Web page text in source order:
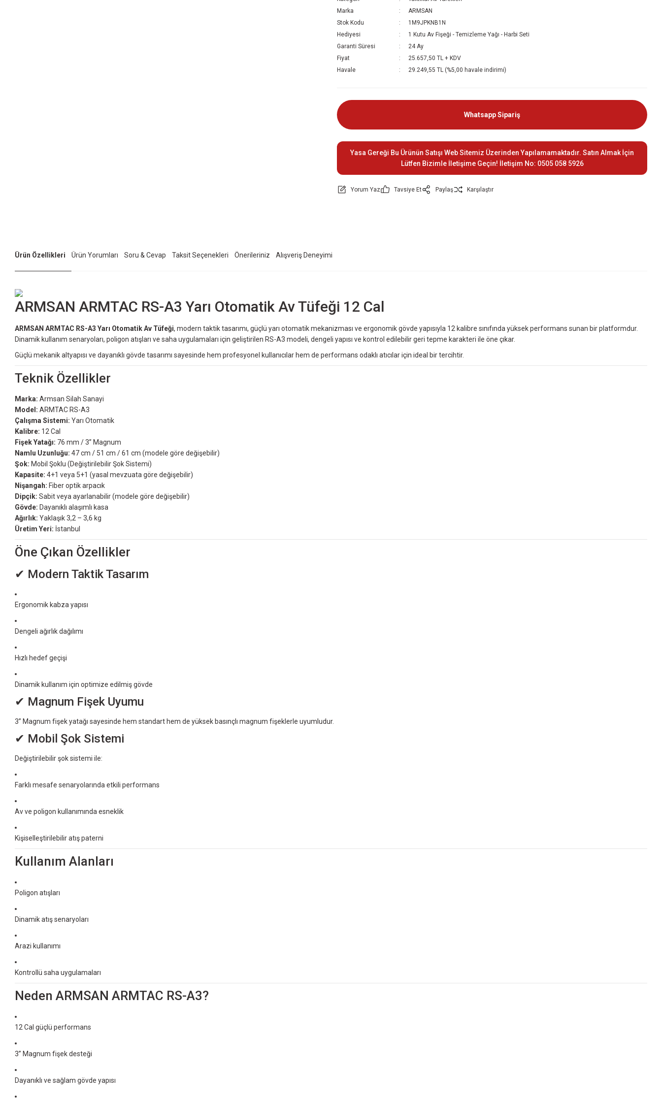
Marka
ARMSAN
Stok Kodu
1M9JPKNB1N
Hediyesi
1 Kutu Av Fişeği - Temizleme Yağı - Harbi Seti
Garanti Süresi
24 Ay
Fiyat
25.657,50 TL + KDV
Havale
29.249,55 TL (%5,00 havale indirimi)
Whatsapp Sipariş
Yasa Gereği Bu Ürünün Satışı Web Sitemiz Üzerinden Yapılamamaktadır. Satın Almak İçin
Lütfen Bizimle İletişime Geçin! İletişim No: 0505 058 5926
Yorum Yaz Tavsiye Et Paylaş Karşılaştır
Ürün Özellikleri Ürün Yorumları Soru & Cevap Taksit Seçenekleri Önerileriniz Alışveriş Deneyimi
ARMSAN ARMTAC RS-A3 Yarı Otomatik Av Tüfeği 12 Cal
ARMSAN ARMTAC RS-A3 Yarı Otomatik Av Tüfeği, modern taktik tasarımı, güçlü yarı otomatik mekanizması ve ergonomik gövde yapısıyla 12 kalibre sınıfında yüksek performans sunan bir platformdur.
Dinamik kullanım senaryoları, poligon atışları ve saha uygulamaları için geliştirilen RS-A3 modeli, dengeli yapısı ve kontrol edilebilir geri tepme karakteri ile öne çıkar.
Güçlü mekanik altyapısı ve dayanıklı gövde tasarımı sayesinde hem profesyonel kullanıcılar hem de performans odaklı atıcılar için ideal bir tercihtir.
Teknik Özellikler
Marka: Armsan Silah Sanayi
Model: ARMTAC RS-A3
Çalışma Sistemi: Yarı Otomatik
Kalibre: 12 Cal
Fişek Yatağı: 76 mm / 3” Magnum
Namlu Uzunluğu: 47 cm / 51 cm / 61 cm (modele göre değişebilir)
Şok: Mobil Şoklu (Değiştirilebilir Şok Sistemi)
Kapasite: 4+1 veya 5+1 (yasal mevzuata göre değişebilir)
Nişangah: Fiber optik arpacık
Dipçik: Sabit veya ayarlanabilir (modele göre değişebilir)
Gövde: Dayanıklı alaşımlı kasa
Ağırlık: Yaklaşık 3,2 – 3,6 kg
Üretim Yeri: İstanbul
Öne Çıkan Özellikler
✔ Modern Taktik Tasarım
Ergonomik kabza yapısı
Dengeli ağırlık dağılımı
Hızlı hedef geçişi
Dinamik kullanım için optimize edilmiş gövde
✔ Magnum Fişek Uyumu
3” Magnum fişek yatağı sayesinde hem standart hem de yüksek basınçlı magnum fişeklerle uyumludur.
✔ Mobil Şok Sistemi
Değiştirilebilir şok sistemi ile:
Farklı mesafe senaryolarında etkili performans
Av ve poligon kullanımında esneklik
Kişiselleştirilebilir atış paterni
Kullanım Alanları
Poligon atışları
Dinamik atış senaryoları
Arazi kullanımı
Kontrollü saha uygulamaları
Neden ARMSAN ARMTAC RS-A3?
12 Cal güçlü performans
3” Magnum fişek desteği
Dayanıklı ve sağlam gövde yapısı